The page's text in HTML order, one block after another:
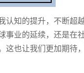
认知的提升，不断超
事业的延续，还是在
这也让我们更加期待